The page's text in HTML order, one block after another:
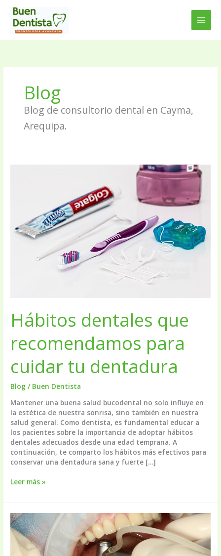
contenido
Blog
Blog de consultorio dental en Cayma,
Arequipa.
Hábitos dentales que
recomendamos para
cuidar tu dentadura
Blog / Buen Dentista
Mantener una buena salud bucodental no solo influye en
la estética de nuestra sonrisa, sino también en nuestra
salud general. Como dentista, es fundamental educar a
los pacientes sobre la importancia de adoptar hábitos
dentales adecuados desde una edad temprana. A
continuación, te comparto los hábitos más efectivos para
conservar una dentadura sana y fuerte […]
Hábitos
que
recomendamos
para
cuidar
tu
dentadura
Leer más »